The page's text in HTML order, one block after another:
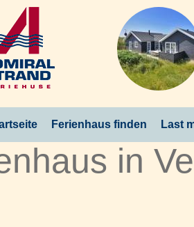
Ferienhaus finden Last
in